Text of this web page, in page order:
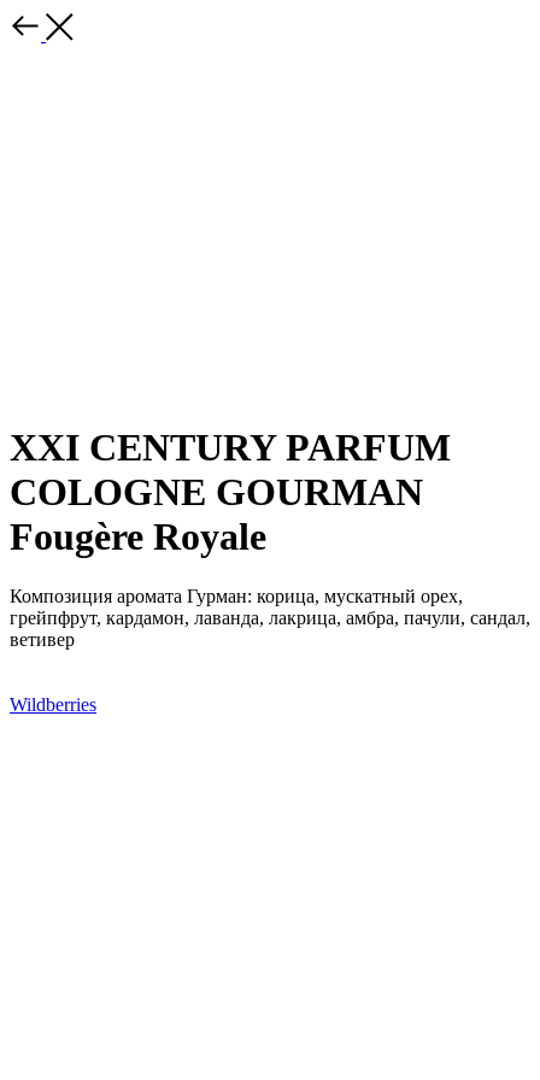
XXI CENTURY PARFUM
COLOGNE GOURMAN
Fougère Royale
Композиция аромата Гурман: корица, мускатный орех,
грейпфрут, кардамон, лаванда, лакрица, амбра, пачули, сандал,
ветивер
Wildberries